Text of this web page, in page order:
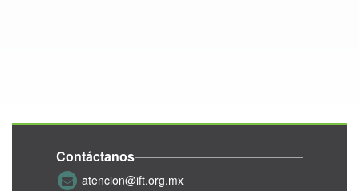
Contáctanos
atencion@ift.org.mx